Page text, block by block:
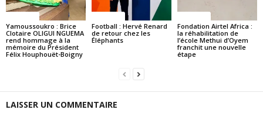
Yamoussoukro : Brice
Clotaire OLIGUI NGUEMA
rend hommage à la
mémoire du Président
Félix Houphouët-Boigny
Football : Hervé Renard
de retour chez les
Éléphants
Fondation Airtel Africa :
la réhabilitation de
l’école Methui d’Oyem
franchit une nouvelle
étape
LAISSER UN COMMENTAIRE